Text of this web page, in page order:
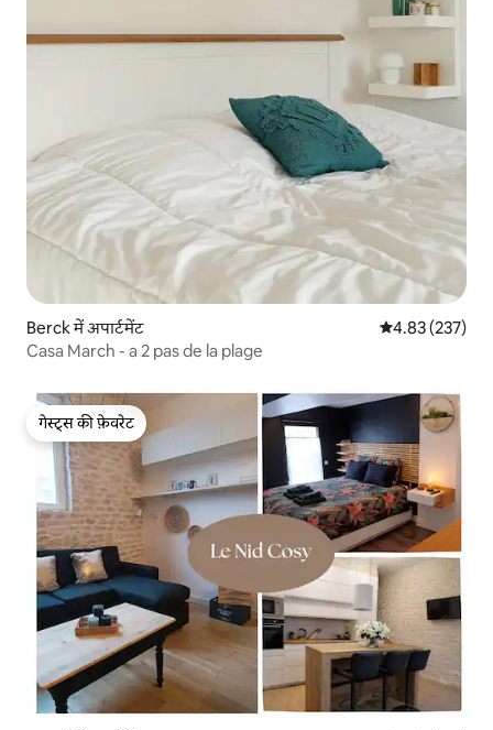
Berck में अपार्टमेंट औसत रेटिंग 5 में से
4.83 (237)
Casa March - a 2 pas de la plage
गेस्ट्स की फ़ेवरेट
गेस्ट्स की फ़ेवरेट